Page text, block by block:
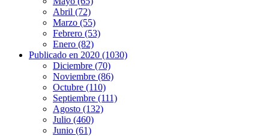
Abril (72)
Marzo (55)
Febrero (53)
Enero (82)
Publicado en 2020 (1030)
Diciembre (70)
Noviembre (86)
Octubre (110)
Septiembre (111)
Agosto (132)
Julio (460)
Junio (61)